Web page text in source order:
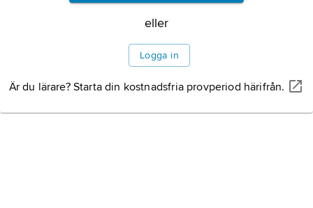
eller
Logga in
Är du lärare? Starta din kostnadsfria provperiod härifrån.